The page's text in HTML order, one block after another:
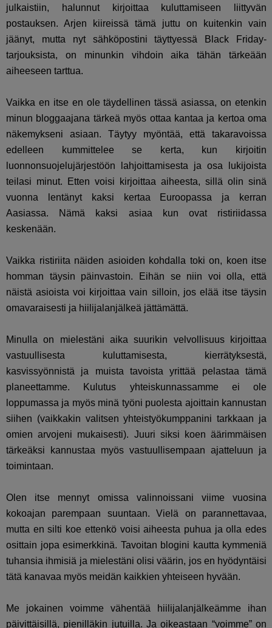
julkaistiin, halunnut kirjoittaa kuluttamiseen liittyvän
postauksen. Arjen kiireissä tämä juttu on kuitenkin vain
jäänyt, mutta nyt sähköpostini täyttyessä Black Friday-
tarjouksista, on minunkin vihdoin aika tähän tärkeään
aiheeseen tarttua.
Vaikka en itse en ole täydellinen tässä asiassa, on etenkin
minun bloggaajana tärkeä myös ottaa kantaa ja kertoa oma
näkemykseni asiaan. Täytyy myöntää, että takaravoissa
edelleen kummittelee se kerta, kun kirjoitin
luonnonsuojelujärjestöön lahjoittamisesta ja osa lukijoista
teilasi minut. Etten voisi kirjoittaa aiheesta, sillä olin sinä
vuonna lentänyt kaksi kertaa Euroopassa ja kerran
Aasiassa. Nämä kaksi asiaa kun ovat ristiriidassa
keskenään.
Vaikka ristiriita näiden asioiden kohdalla toki on, koen itse
homman täysin päinvastoin. Eihän se niin voi olla, että
näistä asioista voi kirjoittaa vain silloin, jos elää itse täysin
omavaraisesti ja hiilijalanjälkeä jättämättä.
Minulla on mielestäni aika suurikin velvollisuus kirjoittaa
vastuullisesta kuluttamisesta, kierrätyksestä,
kasvissyönnistä ja muista tavoista yrittää pelastaa tämä
planeettamme. Kulutus yhteiskunnassamme ei ole
loppumassa ja myös minä työni puolesta ajoittain kannustan
siihen (vaikkakin valitsen yhteistyökumppanini tarkkaan ja
omien arvojeni mukaisesti). Juuri siksi koen äärimmäisen
tärkeäksi kannustaa myös vastuullisempaan ajatteluun ja
toimintaan.
Olen itse mennyt omissa valinnoissani viime vuosina
kokoajan parempaan suuntaan. Vielä on parannettavaa,
mutta en silti koe ettenkö voisi aiheesta puhua ja olla edes
osittain jopa esimerkkinä. Tavoitan blogini kautta kymmeniä
tuhansia ihmisiä ja mielestäni olisi väärin, jos en hyödyntäisi
tätä kanavaa myös meidän kaikkien yhteiseen hyvään.
Me jokainen voimme vähentää hiilijalanjälkeämme ihan
päivittäisillä, pienilläkin jutuilla. Ja oikeastaan “voimme” on